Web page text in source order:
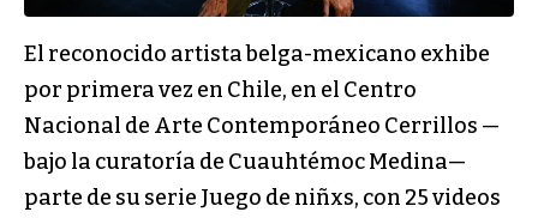
El reconocido artista belga-mexicano exhibe
por primera vez en Chile, en el Centro
Nacional de Arte Contemporáneo Cerrillos —
bajo la curatoría de Cuauhtémoc Medina—
parte de su serie Juego de niñxs, con 25 videos